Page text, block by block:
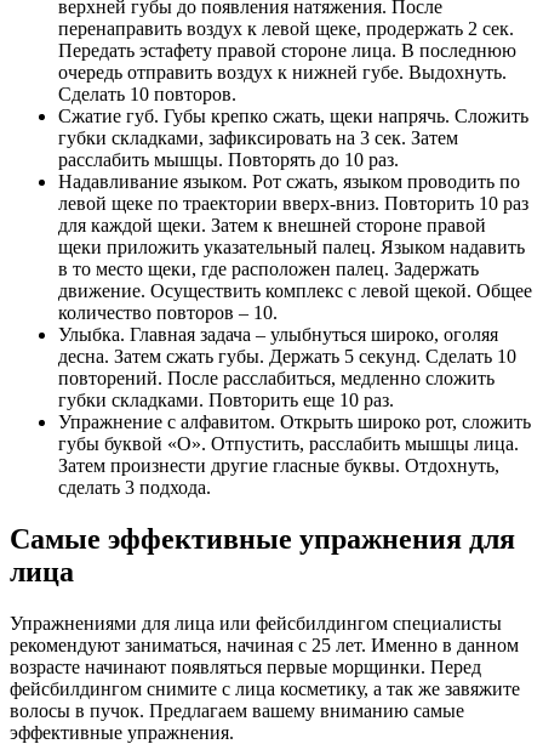
верхней губы до появления натяжения. После
перенаправить воздух к левой щеке, продержать 2 сек.
Передать эстафету правой стороне лица. В последнюю
очередь отправить воздух к нижней губе. Выдохнуть.
Сделать 10 повторов.
Сжатие губ. Губы крепко сжать, щеки напрячь. Сложить
губки складками, зафиксировать на 3 сек. Затем
расслабить мышцы. Повторять до 10 раз.
Надавливание языком. Рот сжать, языком проводить по
левой щеке по траектории вверх-вниз. Повторить 10 раз
для каждой щеки. Затем к внешней стороне правой
щеки приложить указательный палец. Языком надавить
в то место щеки, где расположен палец. Задержать
движение. Осуществить комплекс с левой щекой. Общее
количество повторов – 10.
Улыбка. Главная задача – улыбнуться широко, оголяя
десна. Затем сжать губы. Держать 5 секунд. Сделать 10
повторений. После расслабиться, медленно сложить
губки складками. Повторить еще 10 раз.
Упражнение с алфавитом. Открыть широко рот, сложить
губы буквой «О». Отпустить, расслабить мышцы лица.
Затем произнести другие гласные буквы. Отдохнуть,
сделать 3 подхода.
Самые эффективные упражнения для
лица
Упражнениями для лица или фейсбилдингом специалисты
рекомендуют заниматься, начиная с 25 лет. Именно в данном
возрасте начинают появляться первые морщинки. Перед
фейсбилдингом снимите с лица косметику, а так же завяжите
волосы в пучок. Предлагаем вашему вниманию самые
эффективные упражнения.